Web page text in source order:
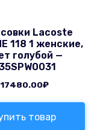
Lacoste
118 1 женские,
голубой —
17480.00₽
товар